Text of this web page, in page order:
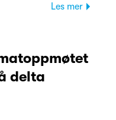
Les mer
delta